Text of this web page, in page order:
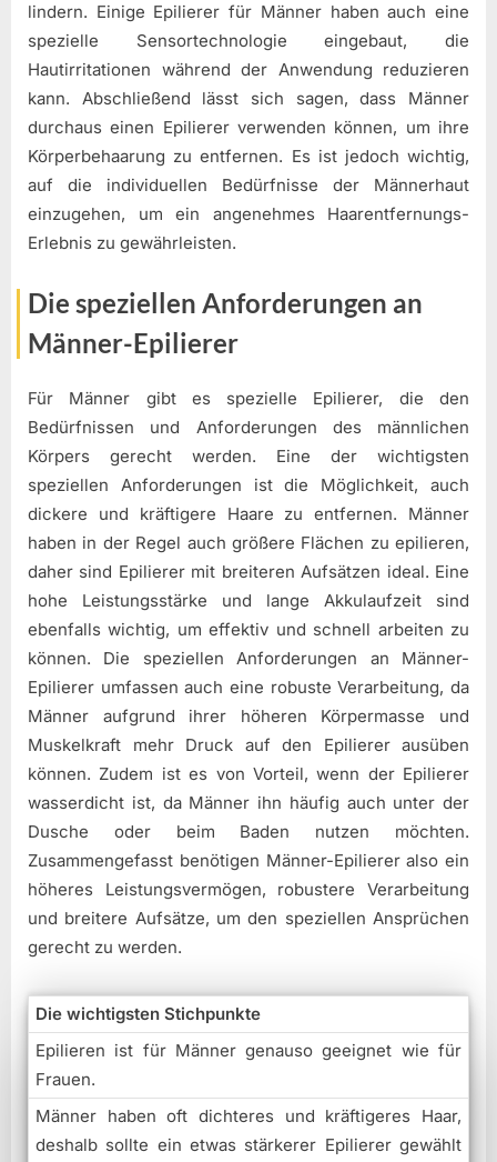
lindern. Einige Epilierer für Männer haben auch eine
spezielle Sensortechnologie eingebaut, die
Hautirritationen während der Anwendung reduzieren
kann. Abschließend lässt sich sagen, dass Männer
durchaus einen Epilierer verwenden können, um ihre
Körperbehaarung zu entfernen. Es ist jedoch wichtig,
auf die individuellen Bedürfnisse der Männerhaut
einzugehen, um ein angenehmes Haarentfernungs-
Erlebnis zu gewährleisten.
Die speziellen Anforderungen an
Männer-Epilierer
Für Männer gibt es spezielle Epilierer, die den
Bedürfnissen und Anforderungen des männlichen
Körpers gerecht werden. Eine der wichtigsten
speziellen Anforderungen ist die Möglichkeit, auch
dickere und kräftigere Haare zu entfernen. Männer
haben in der Regel auch größere Flächen zu epilieren,
daher sind Epilierer mit breiteren Aufsätzen ideal. Eine
hohe Leistungsstärke und lange Akkulaufzeit sind
ebenfalls wichtig, um effektiv und schnell arbeiten zu
können. Die speziellen Anforderungen an Männer-
Epilierer umfassen auch eine robuste Verarbeitung, da
Männer aufgrund ihrer höheren Körpermasse und
Muskelkraft mehr Druck auf den Epilierer ausüben
können. Zudem ist es von Vorteil, wenn der Epilierer
wasserdicht ist, da Männer ihn häufig auch unter der
Dusche oder beim Baden nutzen möchten.
Zusammengefasst benötigen Männer-Epilierer also ein
höheres Leistungsvermögen, robustere Verarbeitung
und breitere Aufsätze, um den speziellen Ansprüchen
gerecht zu werden.
Die wichtigsten Stichpunkte
Epilieren ist für Männer genauso geeignet wie für
Frauen.
Männer haben oft dichteres und kräftigeres Haar,
deshalb sollte ein etwas stärkerer Epilierer gewählt